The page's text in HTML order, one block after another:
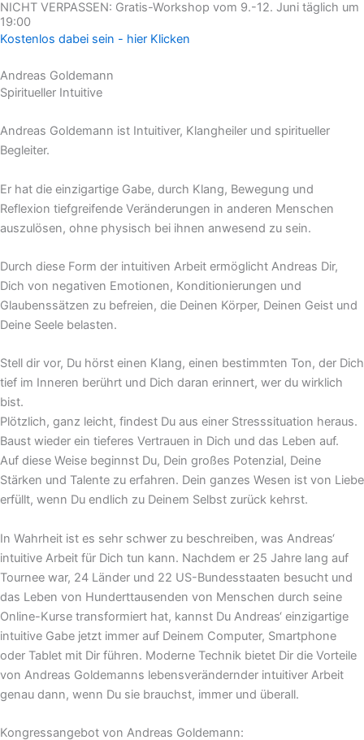
Zum
Inhalt
springen
NICHT VERPASSEN: Gratis-Workshop vom 9.-12. Juni täglich um
19:00
Kostenlos dabei sein - hier Klicken
Andreas Goldemann
Spiritueller Intuitive
Andreas Goldemann ist Intuitiver, Klangheiler und spiritueller
Begleiter.
Er hat die einzigartige Gabe, durch Klang, Bewegung und
Reflexion tiefgreifende Veränderungen in anderen Menschen
auszulösen, ohne physisch bei ihnen anwesend zu sein.
Durch diese Form der intuitiven Arbeit ermöglicht Andreas Dir,
Dich von negativen Emotionen, Konditionierungen und
Glaubenssätzen zu befreien, die Deinen Körper, Deinen Geist und
Deine Seele belasten.
Stell dir vor, Du hörst einen Klang, einen bestimmten Ton, der Dich
tief im Inneren berührt und Dich daran erinnert, wer du wirklich
bist.
Plötzlich, ganz leicht, findest Du aus einer Stresssituation heraus.
Baust wieder ein tieferes Vertrauen in Dich und das Leben auf.
Auf diese Weise beginnst Du, Dein großes Potenzial, Deine
Stärken und Talente zu erfahren. Dein ganzes Wesen ist von Liebe
erfüllt, wenn Du endlich zu Deinem Selbst zurück kehrst.
In Wahrheit ist es sehr schwer zu beschreiben, was Andreas‘
intuitive Arbeit für Dich tun kann. Nachdem er 25 Jahre lang auf
Tournee war, 24 Länder und 22 US-Bundesstaaten besucht und
das Leben von Hunderttausenden von Menschen durch seine
Online-Kurse transformiert hat, kannst Du Andreas‘ einzigartige
intuitive Gabe jetzt immer auf Deinem Computer, Smartphone
oder Tablet mit Dir führen. Moderne Technik bietet Dir die Vorteile
von Andreas Goldemanns lebensverändernder intuitiver Arbeit
genau dann, wenn Du sie brauchst, immer und überall.
Kongressangebot von Andreas Goldemann: